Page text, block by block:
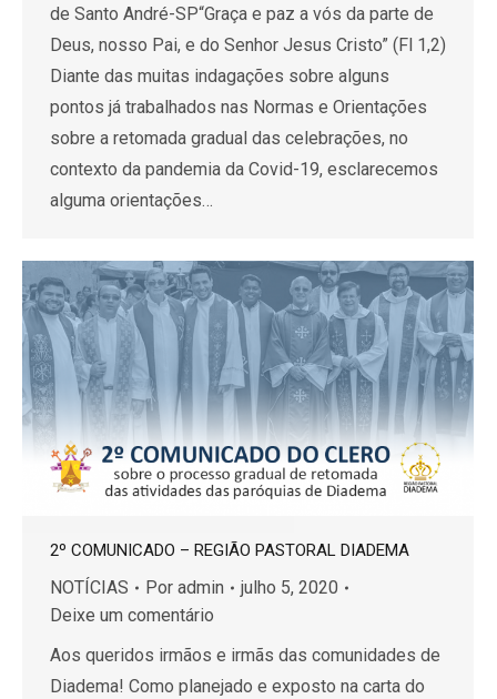
de Santo André-SP“Graça e paz a vós da parte de
Deus, nosso Pai, e do Senhor Jesus Cristo” (Fl 1,2)
Diante das muitas indagações sobre alguns
pontos já trabalhados nas Normas e Orientações
sobre a retomada gradual das celebrações, no
contexto da pandemia da Covid-19, esclarecemos
alguma orientações…
2º COMUNICADO – REGIÃO PASTORAL DIADEMA
NOTÍCIAS Por admin
julho 5, 2020
Deixe um comentário
Aos queridos irmãos e irmãs das comunidades de
Diadema! Como planejado e exposto na carta do